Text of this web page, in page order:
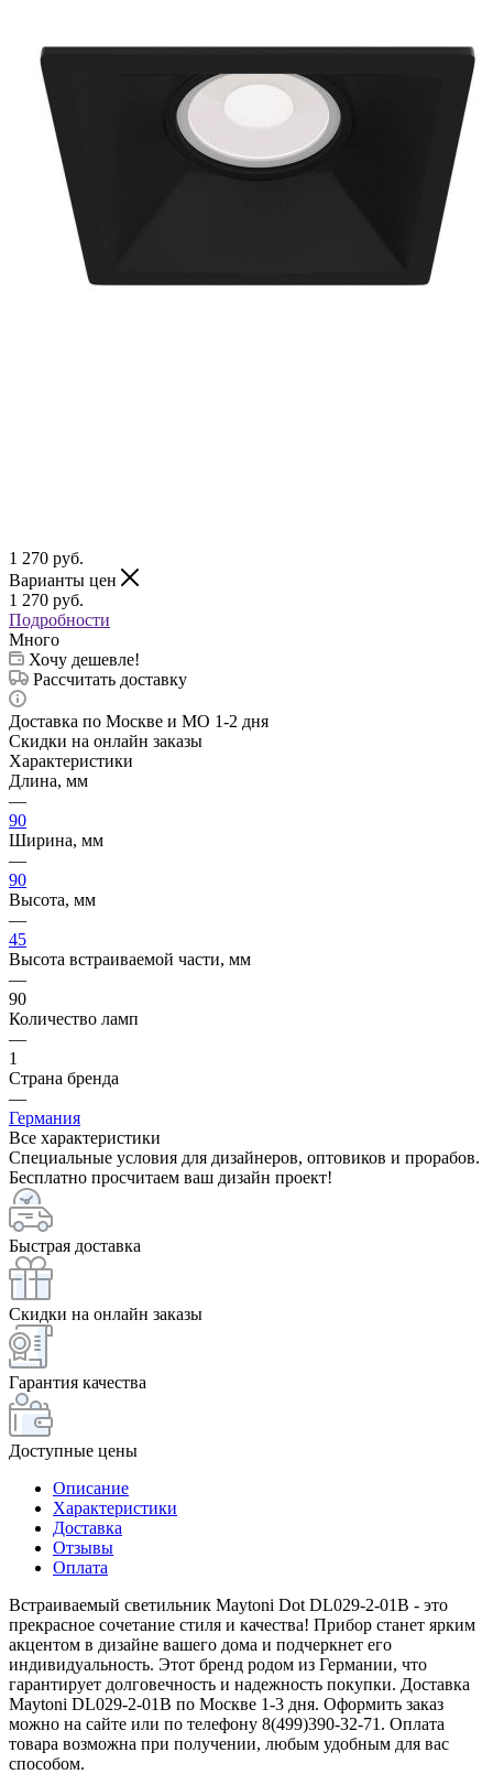
1 270 руб.
Варианты цен
1 270 руб.
Подробности
Много
Хочу дешевле!
Рассчитать доставку
Доставка по Москве и МО 1-2 дня
Скидки на онлайн заказы
Характеристики
Длина, мм
—
90
Ширина, мм
—
90
Высота, мм
—
45
Высота встраиваемой части, мм
—
90
Количество ламп
—
1
Страна бренда
—
Германия
Все характеристики
Специальные условия для дизайнеров, оптовиков и прорабов.
Бесплатно просчитаем ваш дизайн проект!
Быстрая доставка
Скидки на онлайн заказы
Гарантия качества
Доступные цены
Описание
Характеристики
Доставка
Отзывы
Оплата
Встраиваемый светильник Maytoni Dot DL029-2-01B - это
прекрасное сочетание стиля и качества! Прибор станет ярким
акцентом в дизайне вашего дома и подчеркнет его
индивидуальность. Этот бренд родом из Германии, что
гарантирует долговечность и надежность покупки. Доставка
Maytoni DL029-2-01B по Москве 1-3 дня. Оформить заказ
можно на сайте или по телефону 8(499)390-32-71. Оплата
товара возможна при получении, любым удобным для вас
способом.